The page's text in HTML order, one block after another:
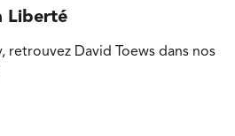
Liberté
retrouvez David Toews dans nos